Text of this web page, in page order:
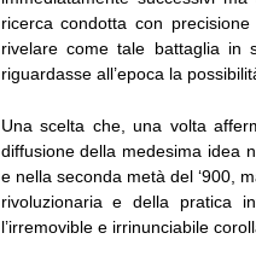
ricerca condotta con
rivelare come tale battaglia in
riguardasse all’epoca la
Una scelta che, una volta
diffusione della medesima idea
e nella seconda metà del ‘900,
rivoluzionaria e della pratica
l’irremovible e irrinunciabile